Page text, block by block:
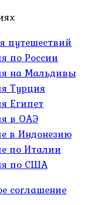
путешествий
по России
на Мальдивы
Турция
Египет
в ОАЭ
в Индонезию
по Италии
по США
соглашение